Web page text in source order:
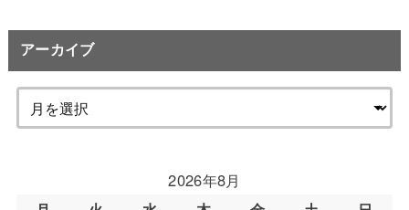
アーカイブ
2026年8月